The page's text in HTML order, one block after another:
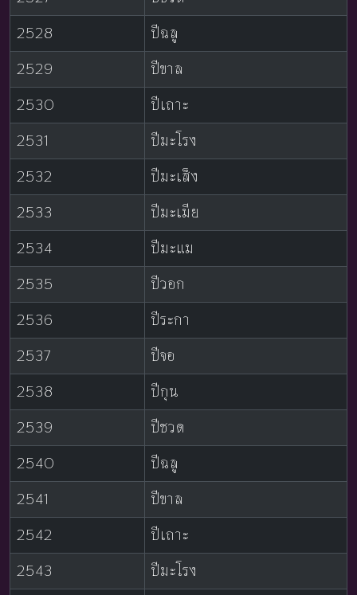
2528
ปีฉลู
2529
ปีขาล
2530
ปีเถาะ
2531
ปีมะโรง
2532
ปีมะเส็ง
2533
ปีมะเมีย
2534
ปีมะแม
2535
ปีวอก
2536
ปีระกา
2537
ปีจอ
2538
ปีกุน
2539
ปีชวด
2540
ปีฉลู
2541
ปีขาล
2542
ปีเถาะ
2543
ปีมะโรง